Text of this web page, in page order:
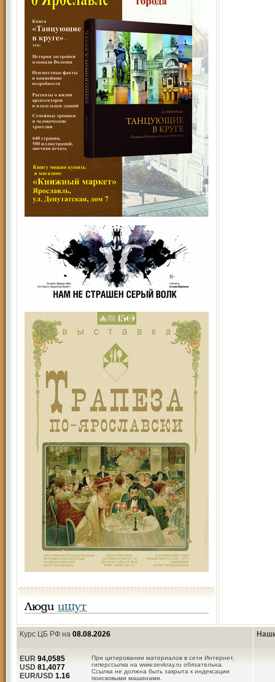
Люди ищут
Курс ЦБ РФ на 08.08.2026
При цитировании материалов в сети Интернет,
гиперссылка на www.sevkray.ru обязательна.
Ссылка не должна быть закрыта к индексации
поисковыми машинами.
EUR 94,0585
USD 81,4077
EUR/USD 1.16